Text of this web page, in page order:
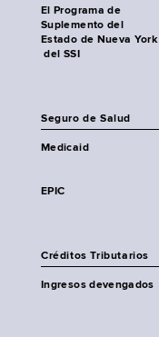
El Programa de
Suplemento del
Estado de Nueva York
del SSI
Seguro de Salud
Medicaid
EPIC
Créditos Tributarios
Ingresos devengados